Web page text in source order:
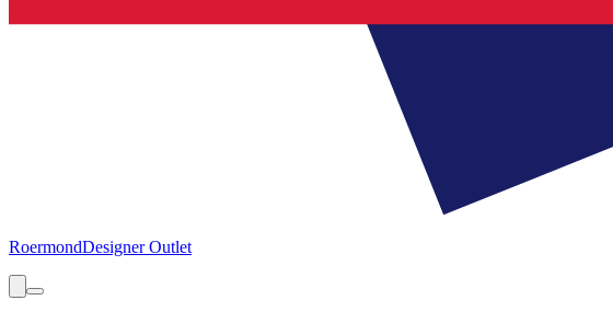
RoermondDesigner Outlet